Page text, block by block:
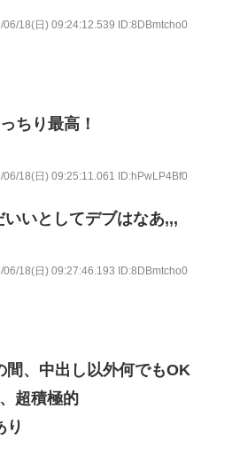
06/18(日) 09:24:12.539 ID:8DBmtcho0
ちり最高！
06/18(日) 09:25:11.061 ID:hPwLP4Bf0
いいとしてデブはなあ,,,
06/18(日) 09:27:46.193 ID:8DBmtcho0
間、中出し以外何でもOK
超積極的
り